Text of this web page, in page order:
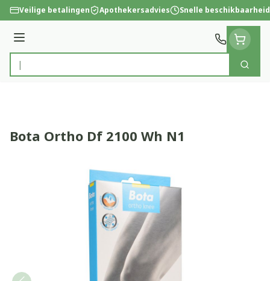
Ga naar de inhoud
Veilige betalingen Apothekersadvies Snelle beschikbaarheid
Menu
Product, merk, categorie...
Zoek
Bota Ortho Df 2100 Wh N1